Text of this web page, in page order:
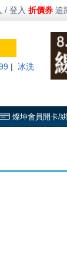
/ 登入 折價券 追
冰洗
燦坤會員開卡/